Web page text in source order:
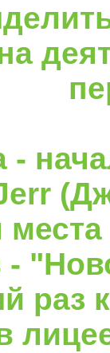
-
раз